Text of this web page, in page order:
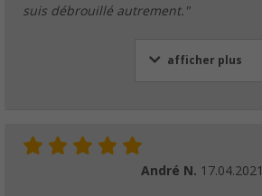
suis débrouillé autrement."
afficher plus
André N. 17.04.2021